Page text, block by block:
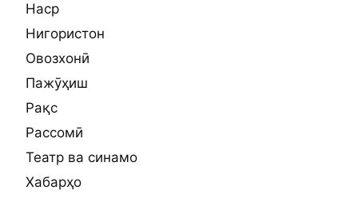
Наср
Нигористон
Овозхонӣ
Пажӯҳиш
Рақс
Рассомӣ
Театр ва синамо
Хабарҳо